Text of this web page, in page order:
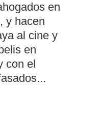
en
y hacen
al cine y
en
con el